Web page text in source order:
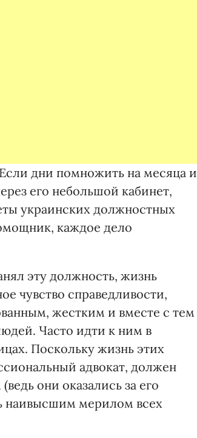
дни помножить на месяца и
его небольшой кабинет,
украинских должностных
каждое дело
эту должность, жизнь
чувство справедливости,
жестким и вместе с тем
Часто идти к ним в
Поскольку жизнь этих
адвокат, должен
они оказались за его
наивысшим мерилом всех